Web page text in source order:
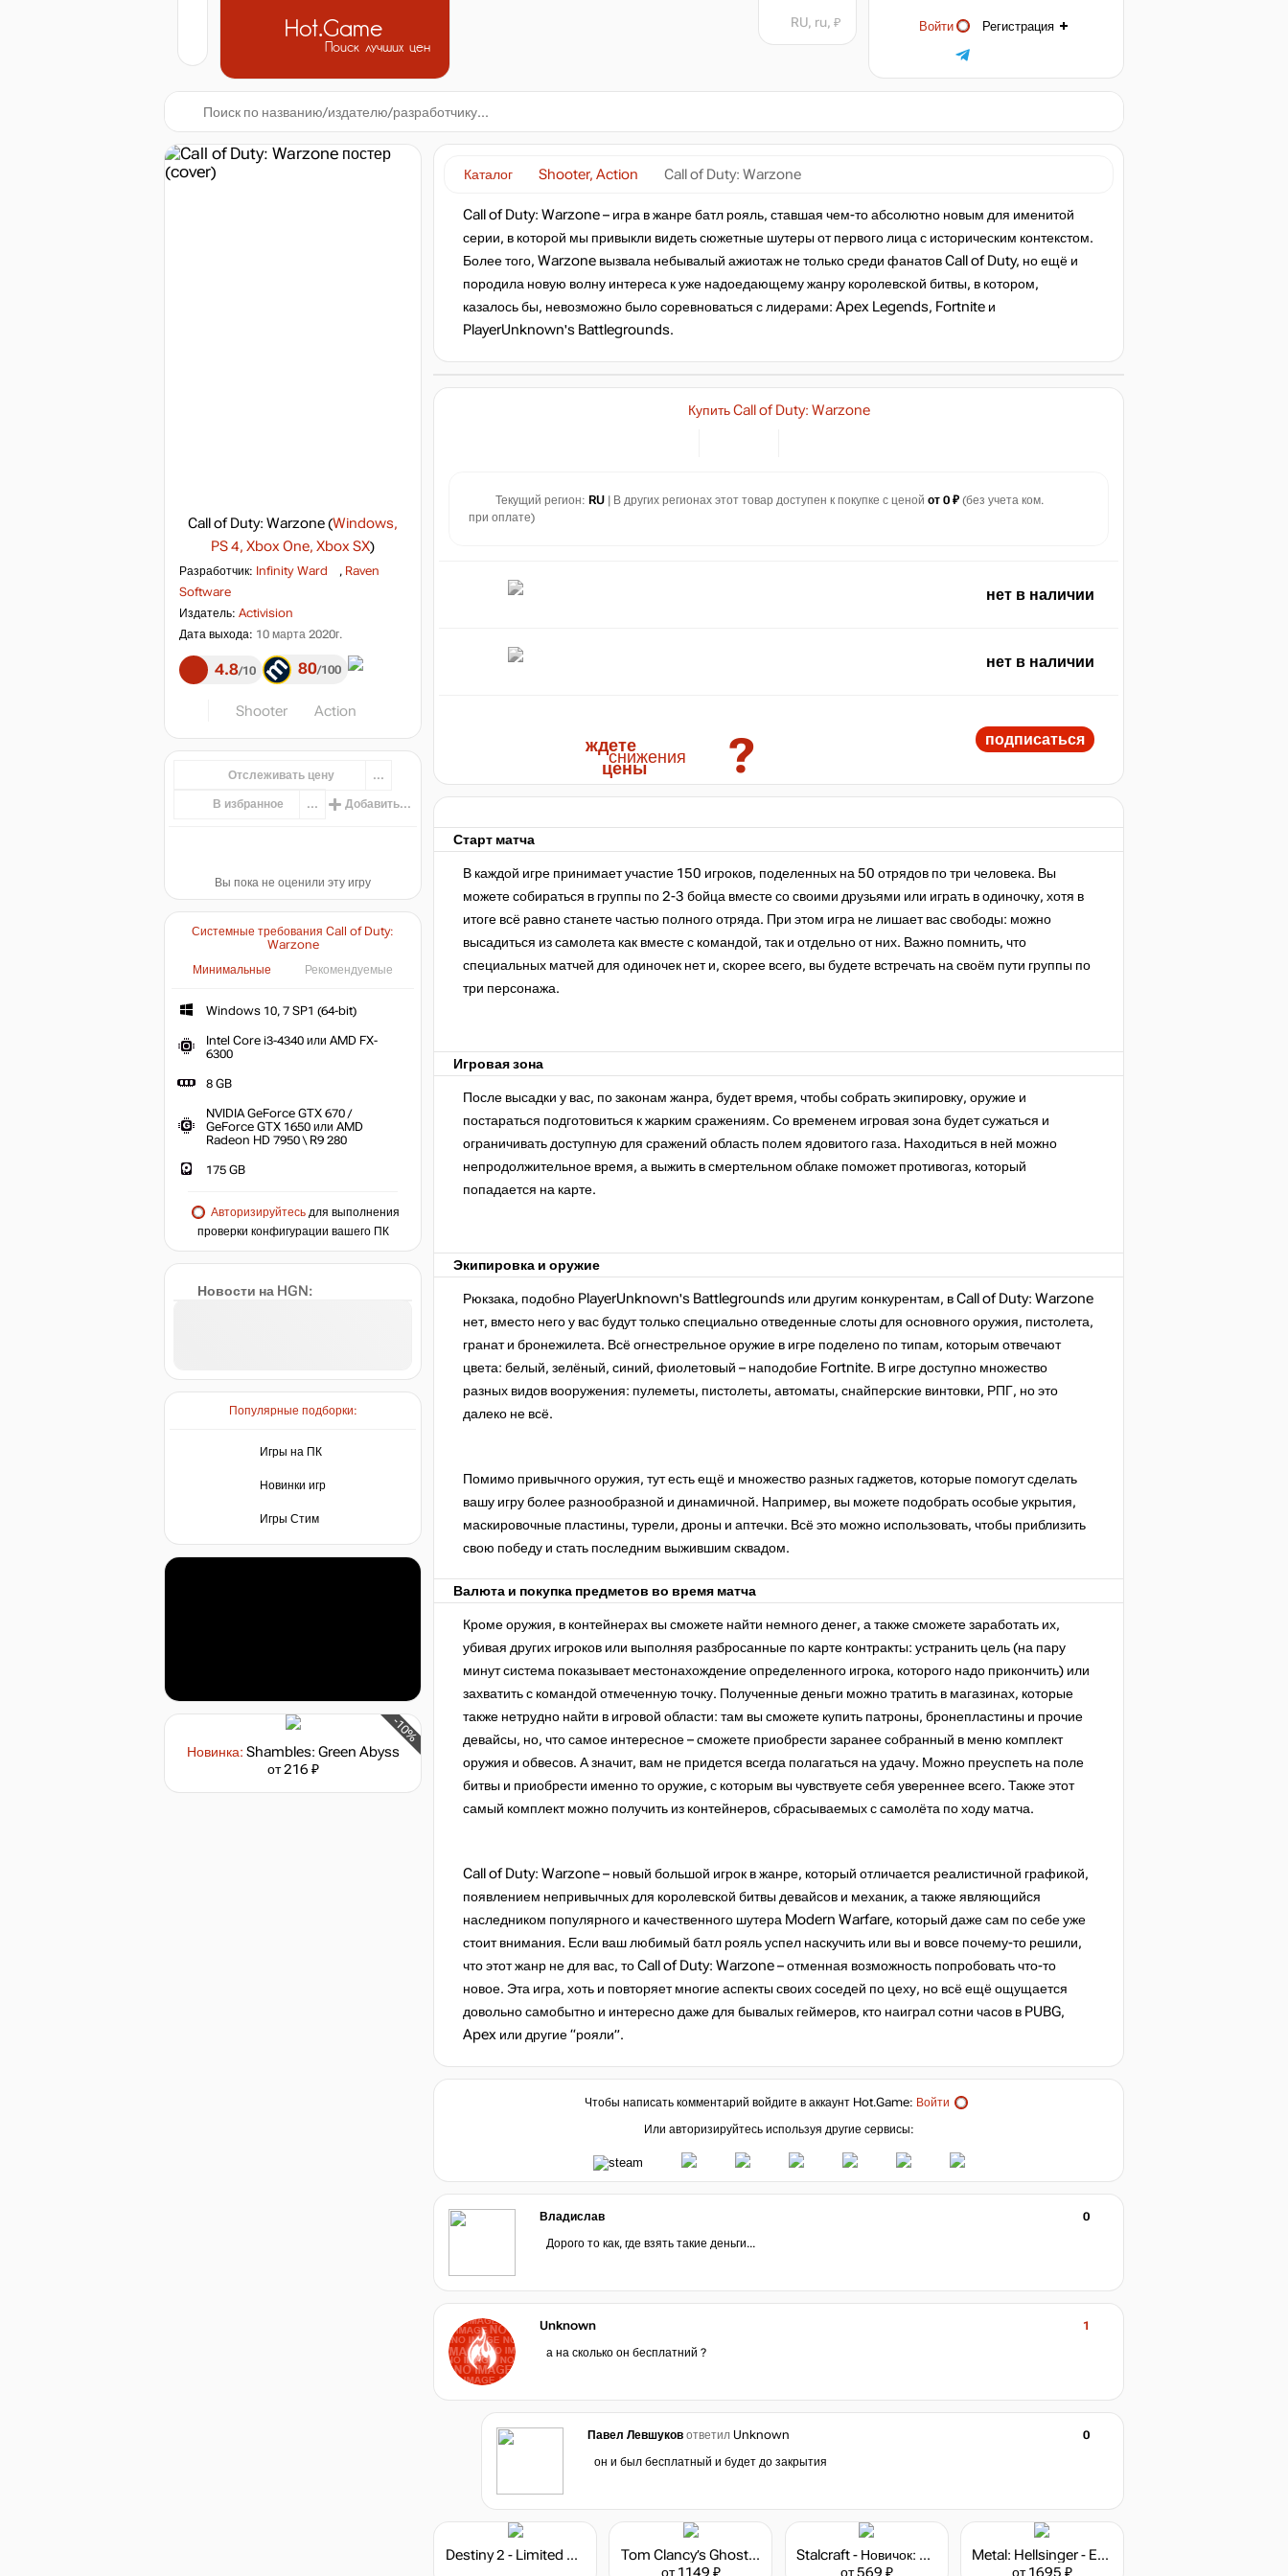
Hot.Game
Поиск лучших цен
Войти Регистрация
RU, ru, ₽
Call of Duty: Warzone(Windows,
PS 4, Xbox One, Xbox SX)
Разработчик: Infinity Ward , Raven
Software
Издатель: Activision
Дата выхода: 10 марта 2020г.
4.8 10 80 100
Shooter Action
Отслеживать цену ...
В избранное ... Добавить...
Вы пока не оценили эту игру
Системные требования Call of Duty:
Warzone
Минимальные
Рекомендуемые
Windows 10, 7 SP1 (64-bit)
Intel Core i3-4340 или AMD FX-
6300
8 GB
NVIDIA GeForce GTX 670 /
GeForce GTX 1650 или AMD
Radeon HD 7950 \ R9 280
175 GB
Авторизируйтесьдля выполнения
проверки конфигурации вашего ПК
Новости на HGN:
Популярные подборки:
Игры на ПК
Новинки игр
Игры Стим
-10%
Новинка: Shambles: Green Abyss
от 216 ₽
Каталог Shooter, Action Call of Duty: Warzone
Call of Duty: Warzone – игра в жанре батл рояль, ставшая чем-то абсолютно новым для именитой
серии, в которой мы привыкли видеть сюжетные шутеры от первого лица с историческим контекстом.
Более того, Warzone вызвала небывалый ажиотаж не только среди фанатов Call of Duty, но ещё и
породила новую волну интереса к уже надоедающему жанру королевской битвы, в котором,
казалось бы, невозможно было соревноваться с лидерами: Apex Legends, Fortnite и
PlayerUnknown's Battlegrounds.
Купить Call of Duty: Warzone
Текущий регион: RU | В других регионах этот товар доступен к покупке с ценой от 0 ₽ (без учета ком.
при оплате)
нет в наличии
нет в наличии
?
ждете
снижения
цены
подписаться
Старт матча
В каждой игре принимает участие 150 игроков, поделенных на 50 отрядов по три человека. Вы
можете собираться в группы по 2-3 бойца вместе со своими друзьями или играть в одиночку, хотя в
итоге всё равно станете частью полного отряда. При этом игра не лишает вас свободы: можно
высадиться из самолета как вместе с командой, так и отдельно от них. Важно помнить, что
специальных матчей для одиночек нет и, скорее всего, вы будете встречать на своём пути группы по
три персонажа.
Игровая зона
После высадки у вас, по законам жанра, будет время, чтобы собрать экипировку, оружие и
постараться подготовиться к жарким сражениям. Со временем игровая зона будет сужаться и
ограничивать доступную для сражений область полем ядовитого газа. Находиться в ней можно
непродолжительное время, а выжить в смертельном облаке поможет противогаз, который
попадается на карте.
Экипировка и оружие
Рюкзака, подобно PlayerUnknown's Battlegrounds или другим конкурентам, в Call of Duty: Warzone
нет, вместо него у вас будут только специально отведенные слоты для основного оружия, пистолета,
гранат и бронежилета. Всё огнестрельное оружие в игре поделено по типам, которым отвечают
цвета: белый, зелёный, синий, фиолетовый – наподобие Fortnite. В игре доступно множество
разных видов вооружения: пулеметы, пистолеты, автоматы, снайперские винтовки, РПГ, но это
далеко не всё.
Помимо привычного оружия, тут есть ещё и множество разных гаджетов, которые помогут сделать
вашу игру более разнообразной и динамичной. Например, вы можете подобрать особые укрытия,
маскировочные пластины, турели, дроны и аптечки. Всё это можно использовать, чтобы приблизить
свою победу и стать последним выжившим сквадом.
Валюта и покупка предметов во время матча
Кроме оружия, в контейнерах вы сможете найти немного денег, а также сможете заработать их,
убивая других игроков или выполняя разбросанные по карте контракты: устранить цель (на пару
минут система показывает местонахождение определенного игрока, которого надо прикончить) или
захватить с командой отмеченную точку. Полученные деньги можно тратить в магазинах, которые
также нетрудно найти в игровой области: там вы сможете купить патроны, бронепластины и прочие
девайсы, но, что самое интересное – сможете приобрести заранее собранный в меню комплект
оружия и обвесов. А значит, вам не придется всегда полагаться на удачу. Можно преуспеть на поле
битвы и приобрести именно то оружие, с которым вы чувствуете себя увереннее всего. Также этот
самый комплект можно получить из контейнеров, сбрасываемых с самолёта по ходу матча.
Call of Duty: Warzone – новый большой игрок в жанре, который отличается реалистичной графикой,
появлением непривычных для королевской битвы девайсов и механик, а также являющийся
наследником популярного и качественного шутера Modern Warfare, который даже сам по себе уже
стоит внимания. Если ваш любимый батл рояль успел наскучить или вы и вовсе почему-то решили,
что этот жанр не для вас, то Call of Duty: Warzone – отменная возможность попробовать что-то
новое. Эта игра, хоть и повторяет многие аспекты своих соседей по цеху, но всё ещё ощущается
довольно самобытно и интересно даже для бывалых геймеров, кто наиграл сотни часов в PUBG,
Apex или другие “рояли”.
Чтобы написать комментарий войдите в аккаунт Hot.Game: Войти
Или авторизируйтесь используя другие сервисы:
Владислав
0
Дорого то как, где взять такие деньги...
Unknown
1
а на сколько он бесплатний ?
Павел Левшуков ответил Unknown
0
он и был бесплатный и будет до закрытия
Destiny 2 - Limited Edition
Tom Clancy’s Ghost Recon: Wildlands - Season Pass
от 1149 ₽
Stalcraft - Новичок: Боец (перс.)
от 569 ₽
Metal: Hellsinger - Essential Hits Edition
от 1695 ₽